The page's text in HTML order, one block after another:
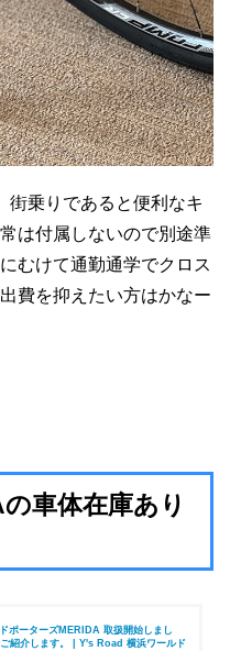
街乗りであると便利なキ
は付属しないので別途準
むけて通勤通学でクロス
費を抑えたい方はかなー
車体在庫あり
ポーターズMERIDA 取扱開始しまし
紹介します。 | Y's Road 横浜ワールド